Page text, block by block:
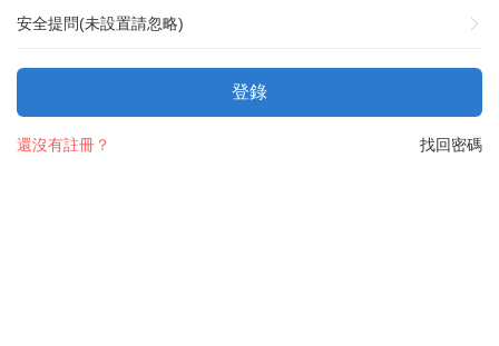
安全提問(未設置請忽略)
登錄
找回密碼
還沒有註冊？